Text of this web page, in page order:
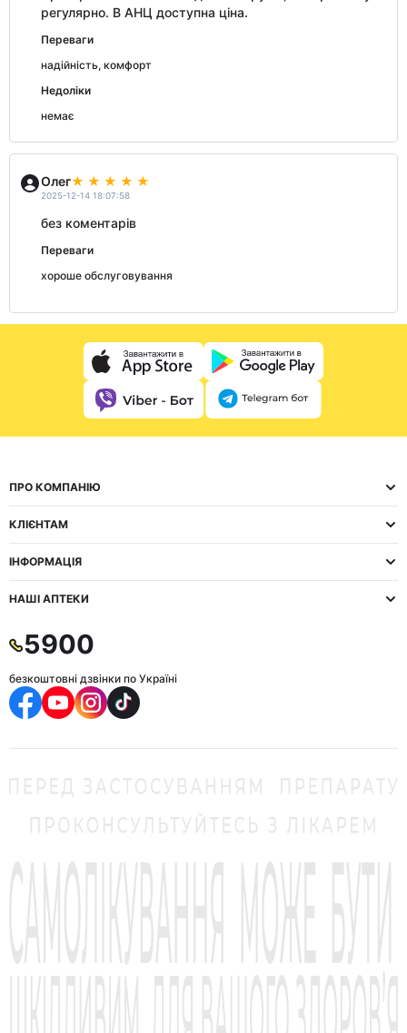
регулярно. В АНЦ доступна ціна.
Переваги
надійність, комфорт
Недоліки
немає
Олег
2025-12-14 18:07:58
без коментарів
Переваги
хороше обслуговування
ПРО КОМПАНІЮ
КЛІЄНТАМ
ІНФОРМАЦІЯ
НАШІ АПТЕКИ
5900
безкоштовні дзвінки по Україні